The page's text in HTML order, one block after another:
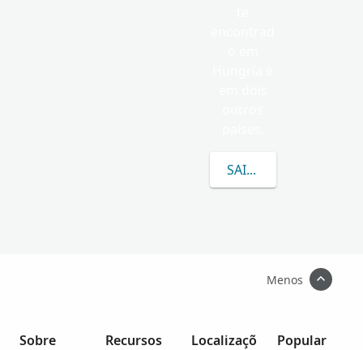
SAIBA MAIS SOBRE
Menos
Sobre
Recursos
Localizaçõ
Popular